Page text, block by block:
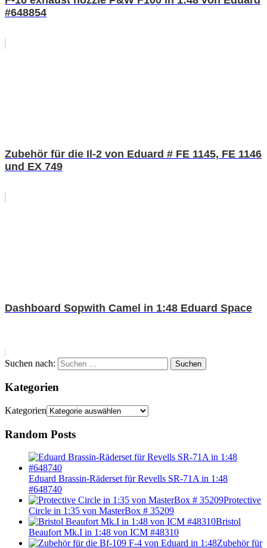
#648854
Zubehör für die Il-2 von Eduard # FE 1145, FE 1146
und EX 749
Dashboard Sopwith Camel in 1:48 Eduard Space
Suchen nach: Suchen
Kategorien
Kategorien
Random Posts
Eduard Brassin-Räderset für Revells SR-71A in 1:48
#648740
Protective
Circle in 1:35 von MasterBox # 35209
Bristol
Beaufort Mk.I in 1:48 von ICM #48310
Zubehör für